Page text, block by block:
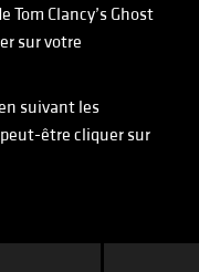
Tom Clancy’s Ghost
sur votre
suivant les
être cliquer sur